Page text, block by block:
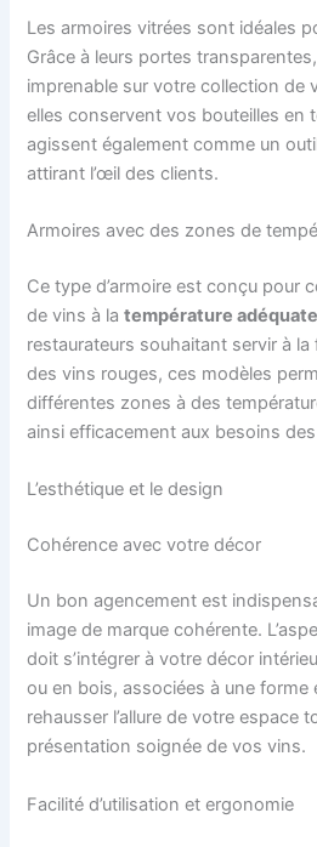
Les armoires vitrées sont idéales
Grâce à leurs portes
imprenable sur votre collection de
elles conservent vos bouteilles en
agissent également comme un
attirant l’œil des clients.
Armoires avec des zones de
Ce type d’armoire est conçu pour
de vins à latempérature adéquate
restaurateurs souhaitant servir à
des vins rouges, ces modèles
différentes zones à des
ainsi efficacement aux besoins
L’esthétique et le design
Cohérence avec votre décor
Un bon agencement est
image de marque cohérente.
doit s’intégrer à votre décor
ou en bois, associées à une forme
rehausser l’allure de votre espace
présentation soignée de vos vins.
Facilité d’utilisation et ergonomie